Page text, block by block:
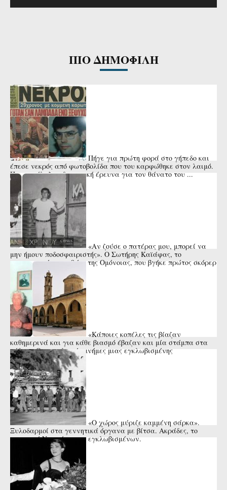
ΠΙΟ ΔΗΜΟΦΙΛΗ
Πήγε για πρώτη φορά στο γήπεδο και
έπεσε νεκρός από φωτοβολίδα που του καρφώθηκε στον λαιμό.
Που κατέληξε η δικαστική έρευνα για τον θάνατο του ...
«Αν ζούσε ο πατέρας μου, μπορεί να
μην ήμουν ποδοσφαιριστής». Ο Σωτήρης Καϊάφας, το
αναντικατάστατο 9άρι της Ομόνοιας, που βγήκε πρώτος σκόρερ
της Ευρώπης και ...
«Κάποιες κοπέλες τις βίαζαν
καθημερινά και για κάθε βιασμό έβαζαν και μία στάμπα στα
πόδια». Οι εφιαλτικές μνήμες μιας εγκλωβισμένης
Μορφίτισσας
«Ο χώρος μύριζε καμμένη σάρκα».
Ξυλοδαρμοί στα γεννητικά όργανα με βίτσα. Ακράδες, το
κυπριακό Νταχάου των εγκλωβισμένων.